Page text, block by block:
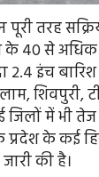
पूरी तरह
के 40 से अधिक
इंच बारिश
शिवपुरी,
में भी तेज
के कई
की है।